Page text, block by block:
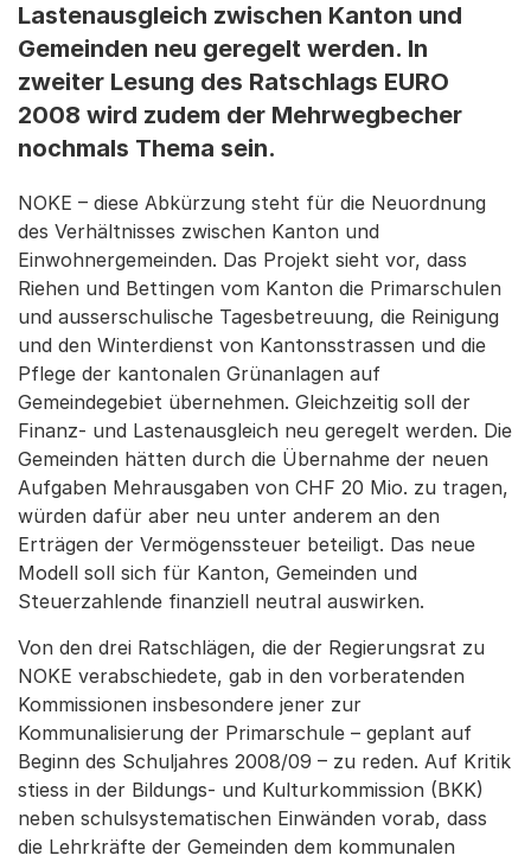
Lastenausgleich zwischen Kanton und
Gemeinden neu geregelt werden. In
zweiter Lesung des Ratschlags EURO
2008 wird zudem der Mehrwegbecher
nochmals Thema sein.
NOKE – diese Abkürzung steht für die Neuordnung
des Verhältnisses zwischen Kanton und
Einwohnergemeinden. Das Projekt sieht vor, dass
Riehen und Bettingen vom Kanton die Primarschulen
und ausserschulische Tagesbetreuung, die Reinigung
und den Winterdienst von Kantonsstrassen und die
Pflege der kantonalen Grünanlagen auf
Gemeindegebiet übernehmen. Gleichzeitig soll der
Finanz- und Lastenausgleich neu geregelt werden. Die
Gemeinden hätten durch die Übernahme der neuen
Aufgaben Mehrausgaben von CHF 20 Mio. zu tragen,
würden dafür aber neu unter anderem an den
Erträgen der Vermögenssteuer beteiligt. Das neue
Modell soll sich für Kanton, Gemeinden und
Steuerzahlende finanziell neutral auswirken.
Von den drei Ratschlägen, die der Regierungsrat zu
NOKE verabschiedete, gab in den vorberatenden
Kommissionen insbesondere jener zur
Kommunalisierung der Primarschule – geplant auf
Beginn des Schuljahres 2008/09 – zu reden. Auf Kritik
stiess in der Bildungs- und Kulturkommission (BKK)
neben schulsystematischen Einwänden vorab, dass
die Lehrkräfte der Gemeinden dem kommunalen